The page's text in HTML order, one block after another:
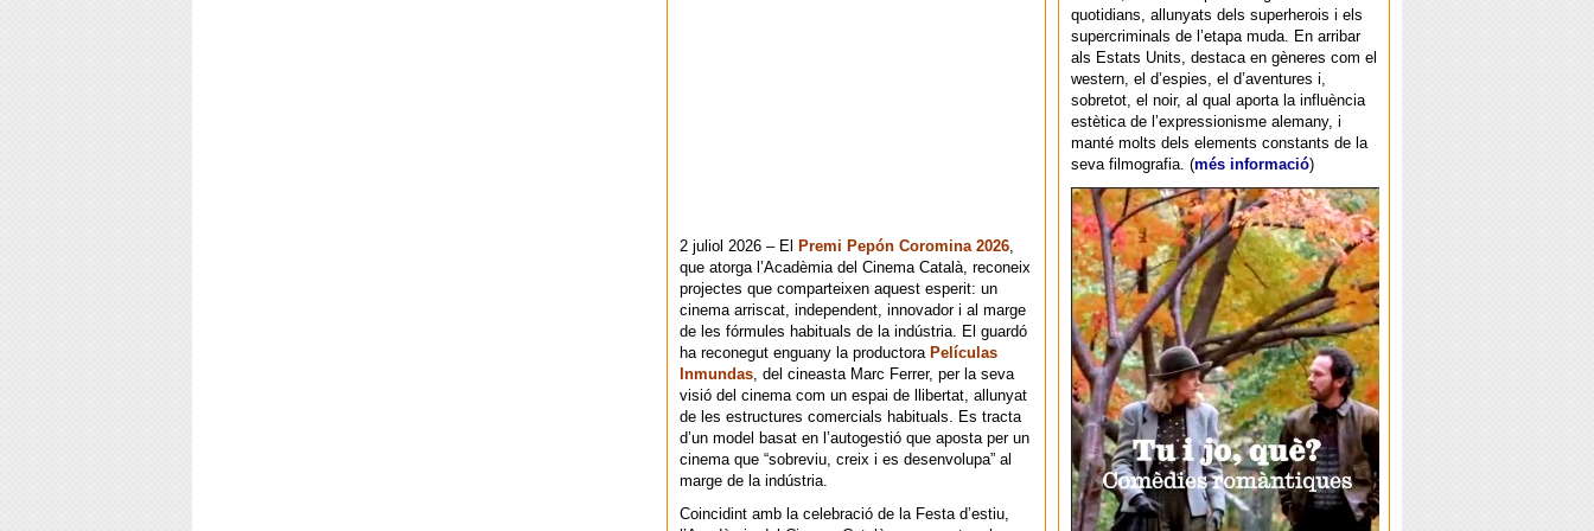
quotidians, allunyats dels superherois i els
supercriminals de l’etapa muda. En arribar
als Estats Units, destaca en gèneres com el
western, el d’espies, el d’aventures i,
sobretot, el noir, al qual aporta la influència
estètica de l’expressionisme alemany, i
manté molts dels elements constants de la
seva filmografia. (més informació)
2 juliol 2026 – El Premi Pepón Coromina 2026,
que atorga l’Acadèmia del Cinema Català, reconeix
projectes que comparteixen aquest esperit: un
cinema arriscat, independent, innovador i al marge
de les fórmules habituals de la indústria. El guardó
ha reconegut enguany la productora Películas
Inmundas, del cineasta Marc Ferrer, per la seva
visió del cinema com un espai de llibertat, allunyat
de les estructures comercials habituals. Es tracta
d’un model basat en l’autogestió que aposta per un
cinema que “sobreviu, creix i es desenvolupa” al
marge de la indústria.
Coincidint amb la celebració de la Festa d’estiu,